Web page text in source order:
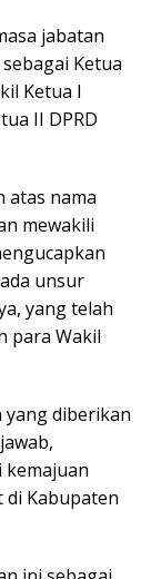
jabatan
Ketua
Ketua I
II DPRD
atas nama
mewakili
unsur
yang telah
para Wakil
yang diberikan
kemajuan
di Kabupaten